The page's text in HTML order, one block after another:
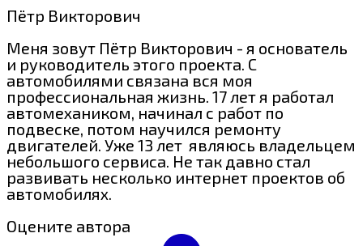
Пётр Викторович
Меня зовут Пётр Викторович - я основатель
и руководитель этого проекта. С
автомобилями связана вся моя
профессиональная жизнь. 17 лет я работал
автомехаником, начинал с работ по
подвеске, потом научился ремонту
двигателей. Уже 13 лет являюсь владельцем
небольшого сервиса. Не так давно стал
развивать несколько интернет проектов об
автомобилях.
Оцените автора